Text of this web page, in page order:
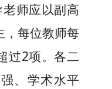
师应以副高
，每位教师每
过2项。各二
、学术水平